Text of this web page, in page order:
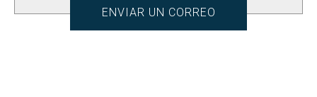
ENVIAR UN CORREO